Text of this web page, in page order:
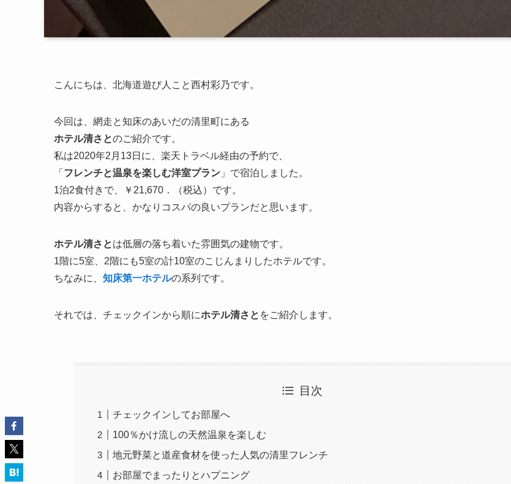
こんにちは、北海道遊び人こと西村彩乃です。
今回は、網走と知床のあいだの清里町にある
ホテル清さとのご紹介です。
私は2020年2月13日に、楽天トラベル経由の予約で、
「 フレンチと温泉を楽しむ洋室プラン 」で宿泊しました。
1泊2食付きで、￥21,670．（税込）です。
内容からすると、かなりコスパの良いプランだと思います。
ホテル清さとは低層の落ち着いた雰囲気の建物です。
1階に5室、2階にも5室の計10室のこじんまりしたホテルです。
ちなみに、 知床第一ホテルの系列です。
それでは、チェックインから順にホテル清さと をご紹介します。
目次
チェックインしてお部屋へ
100％かけ流しの天然温泉を楽しむ
地元野菜と道産食材を使った人気の清里フレンチ
お部屋でまったりとハプニング